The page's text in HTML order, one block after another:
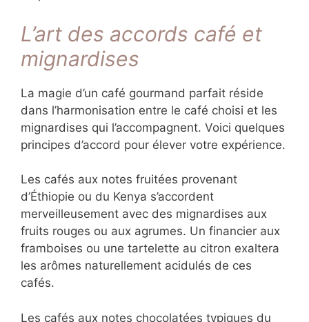
dimension rafraîchissante inattendue. Un
mini-macaron glacé au café ou une bouchée
de glace au caramel enrobée de chocolat noir
l’expérience.
L’art des accords café et
mignardises
La magie d’un café gourmand parfait réside
dans l’harmonisation entre le café choisi et les
mignardises qui l’accompagnent. Voici
quelques principes d’accord pour élever votre
expérience.
d’Éthiopie ou du Kenya s’accordent